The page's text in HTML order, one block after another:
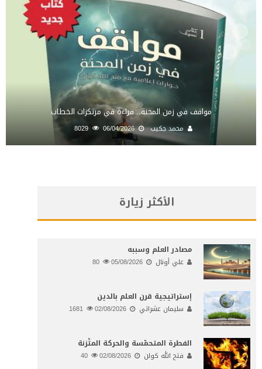
مواقف في زمن المحنة.. قراءة في مرتكزات الخطاب
محمد جكيب 06/04/2026
8029
الأكثر زيارة
مصادر العلم وسببه
علي أونال 05/08/2026
إستراتيجية قرن العلم بالدين
سليمان عشراتي 02/08/2026
الفطرة المتحمّسة والحركة المتّزنة
فتح الله كولن 02/08/2026